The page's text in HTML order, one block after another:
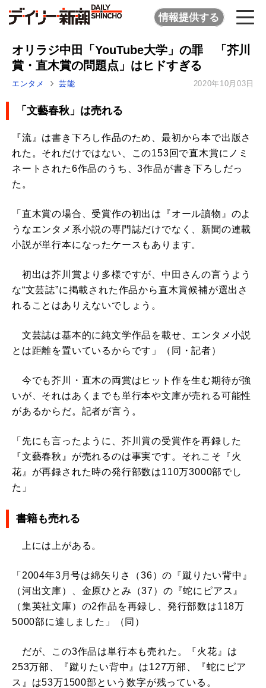
情報提供する
オリラジ中田「YouTube大学」の罪 「芥川
賞・直木賞の問題点」はヒドすぎる
エンタメ 芸能 2020年10月03日
「文藝春秋」は売れる
『流』は書き下ろし作品のため、最初から本で出版さ
れた。それだけではない、この153回で直木賞にノミ
ネートされた6作品のうち、3作品が書き下ろしだっ
た。
「直木賞の場合、受賞作の初出は『オール讀物』のよ
うなエンタメ系小説の専門誌だけでなく、新聞の連載
小説が単行本になったケースもあります。
初出は芥川賞より多様ですが、中田さんの言うよう
な“文芸誌”に掲載された作品から直木賞候補が選出さ
れることはありえないでしょう。
文芸誌は基本的に純文学作品を載せ、エンタメ小説
とは距離を置いているからです」（同・記者）
今でも芥川・直木の両賞はヒット作を生む期待が強
いが、それはあくまでも単行本や文庫が売れる可能性
があるからだ。記者が言う。
「先にも言ったように、芥川賞の受賞作を再録した
『文藝春秋』が売れるのは事実です。それこそ『火
花』が再録された時の発行部数は110万3000部でし
た」
書籍も売れる
上には上がある。
「2004年3月号は綿矢りさ（36）の『蹴りたい背中』
（河出文庫）、金原ひとみ（37）の『蛇にピアス』
（集英社文庫）の2作品を再録し、発行部数は118万
5000部に達しました」（同）
だが、この3作品は単行本も売れた。『火花』は
253万部、『蹴りたい背中』は127万部、『蛇にピア
ス』は53万1500部という数字が残っている。